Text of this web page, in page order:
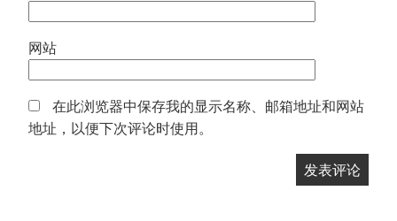
网站
在此浏览器中保存我的显示名称、邮箱地址和网站
地址，以便下次评论时使用。